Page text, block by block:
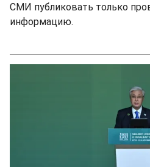
СМИ публиковать только
информацию.